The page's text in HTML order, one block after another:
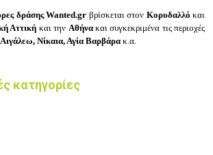
δράσης Wanted.gr βρίσκεται στον Κορυδαλλόκαι
Αττική και την Αθήνα και συγκεκριμένα τις περιοχές
Νίκαια, Αγία Βαρβάρα κ.α.
κατηγορίες